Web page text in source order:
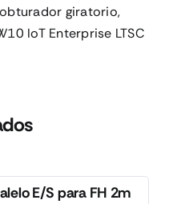
giratorio,
IoT Enterprise LTSC
E/S para FH 2m